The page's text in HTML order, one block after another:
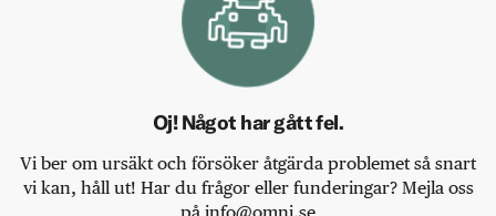
Oj! Något har gått fel.
Vi ber om ursäkt och försöker åtgärda problemet så snart
vi kan, håll ut! Har du frågor eller funderingar? Mejla oss